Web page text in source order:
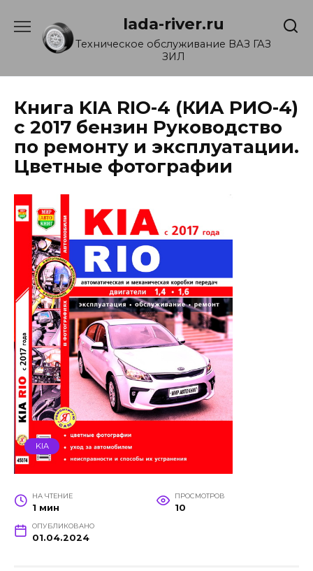
содержанию
lada-river.ru
Техническое обслуживание ВАЗ ГАЗ
ЗИЛ
Книга KIA RIO-4 (КИА РИО-4)
c 2017 бензин Руководство
по ремонту и эксплуатации.
Цветные фотографии
KIA
НА ЧТЕНИЕ
1 мин
ПРОСМОТРОВ
10
ОПУБЛИКОВАНО
01.04.2024